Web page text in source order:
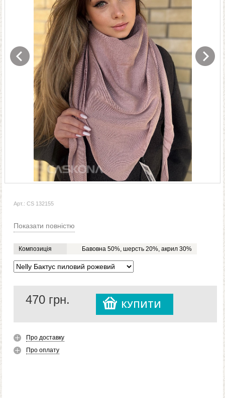
Арт.: CS 132155
Показати повністю
Композиція Бавовна 50%, шерсть 20%, акрил 30%
470 грн. КУПИТИ
Про доставку
Про оплату